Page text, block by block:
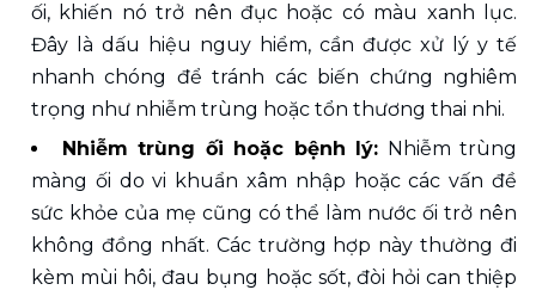
ối, khiến nó trở nên đục hoặc có màu xanh lục.
Đây là dấu hiệu nguy hiểm, cần được xử lý y tế
nhanh chóng để tránh các biến chứng nghiêm
trọng như nhiễm trùng hoặc tổn thương thai nhi.
Nhiễm trùng ối hoặc bệnh lý: Nhiễm trùng
màng ối do vi khuẩn xâm nhập hoặc các vấn đề
sức khỏe của mẹ cũng có thể làm nước ối trở nên
không đồng nhất. Các trường hợp này thường đi
kèm mùi hôi, đau bụng hoặc sốt, đòi hỏi can thiệp